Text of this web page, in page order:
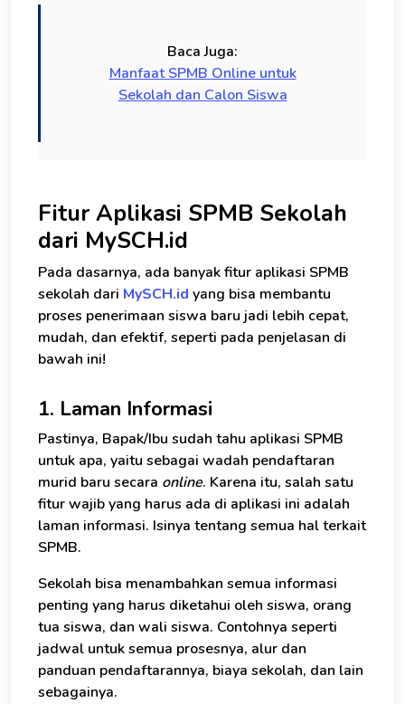
Baca Juga:
Manfaat SPMB Online untuk
Sekolah dan Calon Siswa
Fitur Aplikasi SPMB Sekolah
dari MySCH.id
Pada dasarnya, ada banyak fitur aplikasi SPMB
sekolah dari MySCH.id yang bisa membantu
proses penerimaan siswa baru jadi lebih cepat,
mudah, dan efektif, seperti pada penjelasan di
bawah ini!
1. Laman Informasi
Pastinya, Bapak/Ibu sudah tahu aplikasi SPMB
untuk apa, yaitu sebagai wadah pendaftaran
murid baru secara online. Karena itu, salah satu
fitur wajib yang harus ada di aplikasi ini adalah
laman informasi. Isinya tentang semua hal terkait
SPMB.
Sekolah bisa menambahkan semua informasi
penting yang harus diketahui oleh siswa, orang
tua siswa, dan wali siswa. Contohnya seperti
jadwal untuk semua prosesnya, alur dan
panduan pendaftarannya, biaya sekolah, dan lain
sebagainya.